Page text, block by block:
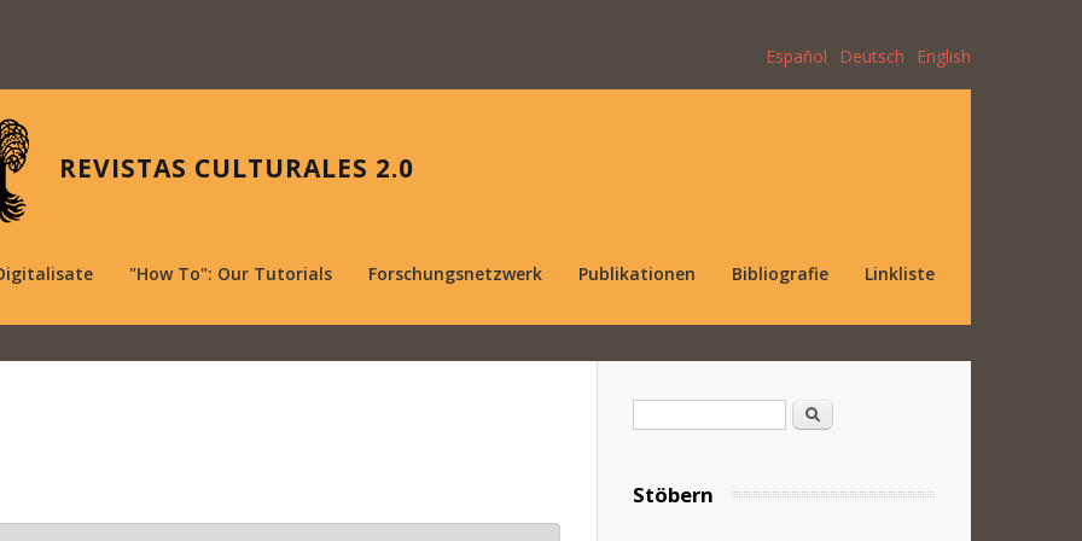
Español Deutsch English
REVISTAS CULTURALES 2.0
"How To": Our Tutorials Forschungsnetzwerk Publikationen Bibliografie Linkliste
Suche
Stöbern